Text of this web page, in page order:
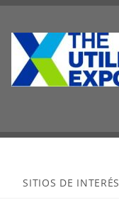
SITIOS DE INTERÉS